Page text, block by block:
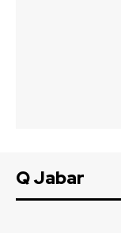
Q Jabar